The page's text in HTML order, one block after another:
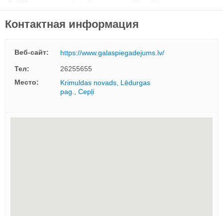
Контактная информация
Веб-сайт:
https://www.galaspiegadejums.lv/
Тел:
26255655
Mесто:
Krimuldas novads, Lēdurgas
pag., Cepļi